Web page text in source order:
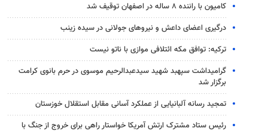
کامیون با راننده ۸ ساله در اصفهان توقیف شد
درگیری اعضای داعش و نیروهای جولانی در سیده زینب
ترکیه: توافق مکه ائتلافی موازی با ناتو نیست
گرامیداشت سپهبد شهید سیدعبدالرحیم موسوی در حرم بانوی کرامت
برگزار شد
تمجید رسانه آلبانیایی از عملکرد آسانی مقابل استقلال خوزستان
رئیس ستاد مشترک ارتش آمریکا خواستار راهی برای خروج از جنگ با